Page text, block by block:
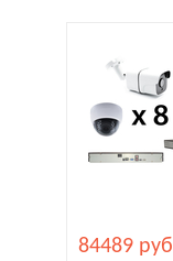
84489 руб